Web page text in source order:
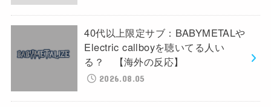
40代以上限定サブ：BABYMETALや
Electric callboyを聴いてる人い
る？ 【海外の反応】
2026.08.05